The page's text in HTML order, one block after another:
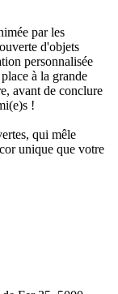
par les
d'objets
personnalisée
à la grande
avant de conclure
!
qui mêle
unique que votre